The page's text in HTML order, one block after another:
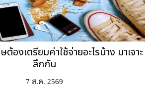
องเตรียมค่าใช้จ่ายอะไรบ้าง มาเจาะ
ลึกกัน
7 ส.ค. 2569